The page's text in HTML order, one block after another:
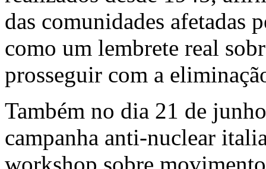
das comunidades afetadas
como um lembrete real
prosseguir com a
Também no dia 21 de
campanha anti-nuclear